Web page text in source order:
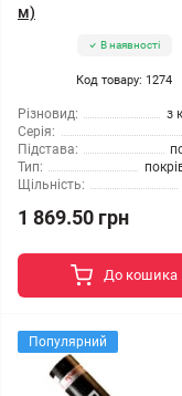
м)
В наявності
Код товару: 1274
Різновид:
з
Серія:
Підстава:
Тип:
Щільність:
1 869.50 грн
До кошика
Популярний